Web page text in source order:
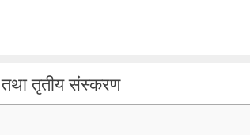
तथा तृतीय संस्करण